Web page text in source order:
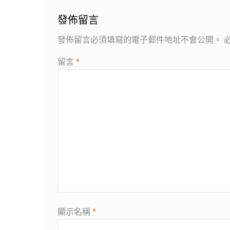
發佈留言
發佈留言必須填寫的電子郵件地址不會公開。
留言 *
顯示名稱 *